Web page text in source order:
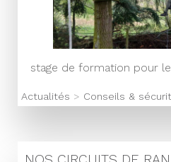
stage de formation pour le
Actualités > Conseils &